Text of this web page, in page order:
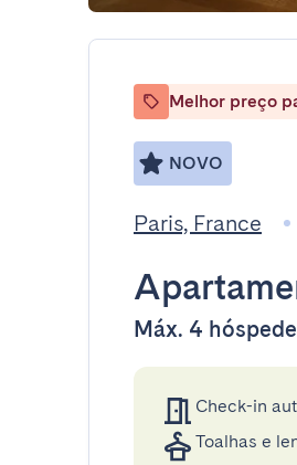
Melhor preço
NOVO
Paris, France
Máx. 4
Check-in
Toalhas e